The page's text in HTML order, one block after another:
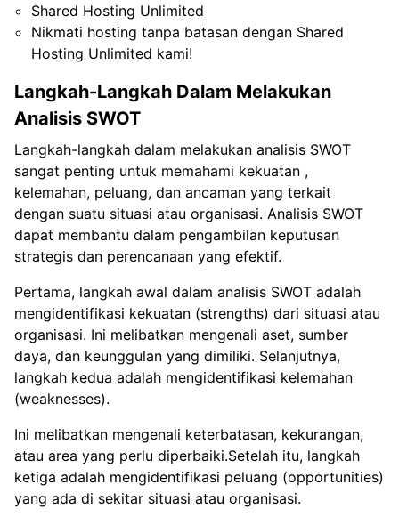
Shared Hosting Unlimited
Nikmati hosting tanpa batasan dengan Shared
Hosting Unlimited kami!
Langkah-Langkah Dalam Melakukan
Analisis SWOT
Langkah-langkah dalam melakukan analisis SWOT
sangat penting untuk memahami kekuatan ,
kelemahan, peluang, dan ancaman yang terkait
dengan suatu situasi atau organisasi. Analisis SWOT
dapat membantu dalam pengambilan keputusan
strategis dan perencanaan yang efektif.
Pertama, langkah awal dalam analisis SWOT adalah
mengidentifikasi kekuatan (strengths) dari situasi atau
organisasi. Ini melibatkan mengenali aset, sumber
daya, dan keunggulan yang dimiliki. Selanjutnya,
langkah kedua adalah mengidentifikasi kelemahan
(weaknesses).
Ini melibatkan mengenali keterbatasan, kekurangan,
atau area yang perlu diperbaiki.Setelah itu, langkah
ketiga adalah mengidentifikasi peluang (opportunities)
yang ada di sekitar situasi atau organisasi.